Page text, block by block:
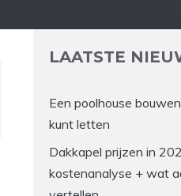
LAATSTE
Een poolhouse
kunt letten
Dakkapel prijzen in
kostenanalyse + wat